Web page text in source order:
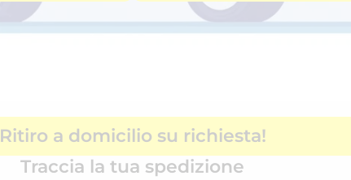
Ritiro a domicilio su richiesta!
Traccia la tua spedizione